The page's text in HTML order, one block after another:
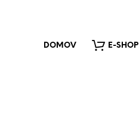
DOMOV E-SHOP